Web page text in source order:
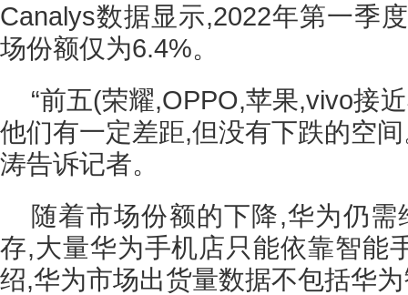
Canalys数据显示,2022年第一季
场份额仅为6.4%。
“前五(荣耀,OPPO,苹果,vivo接
他们有一定差距,但没有下跌的空
涛告诉记者。
随着市场份额的下降,华为仍
存,大量华为手机店只能依靠智能
绍,华为市场出货量数据不包括华